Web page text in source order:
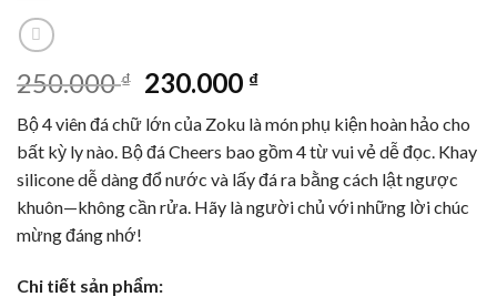
250.000₫ Original
price
was:
250.000 ₫.
230.000 ₫Current
is:
230.000 ₫.
Bộ 4 viên đá chữ lớn của Zoku là món phụ kiện hoàn hảo cho
bất kỳ ly nào. Bộ đá Cheers bao gồm 4 từ vui vẻ dễ đọc. Khay
silicone dễ dàng đổ nước và lấy đá ra bằng cách lật ngược
khuôn—không cần rửa. Hãy là người chủ với những lời chúc
mừng đáng nhớ!
Chi tiết sản phẩm: